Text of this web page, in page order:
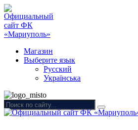
Магазин
Выберите язык
Русский
Українська